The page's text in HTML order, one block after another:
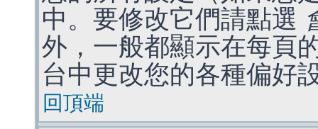
中。要修改它們請點選
外，一般都顯示在每頁
台中更改您的各種偏好
回頂端